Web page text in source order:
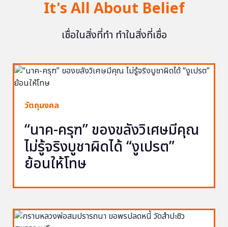
It's All About Belief
เชื่อในสิ่งที่ทำ ทำในสิ่งที่เชื่อ
วัตถุมงคล
“นาค-ครุฑ” ของขลังวิเศษมีคุณ
ไม่รู้จริงบูชาผิดได้ “งูเปรต”
ย้อนให้โทษ